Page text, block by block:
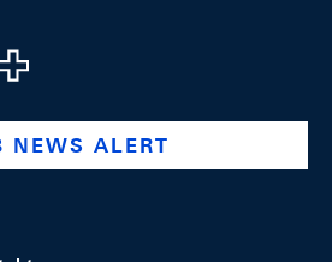
company/swiss-national-
@swissnationalbank
NEWS ALERT